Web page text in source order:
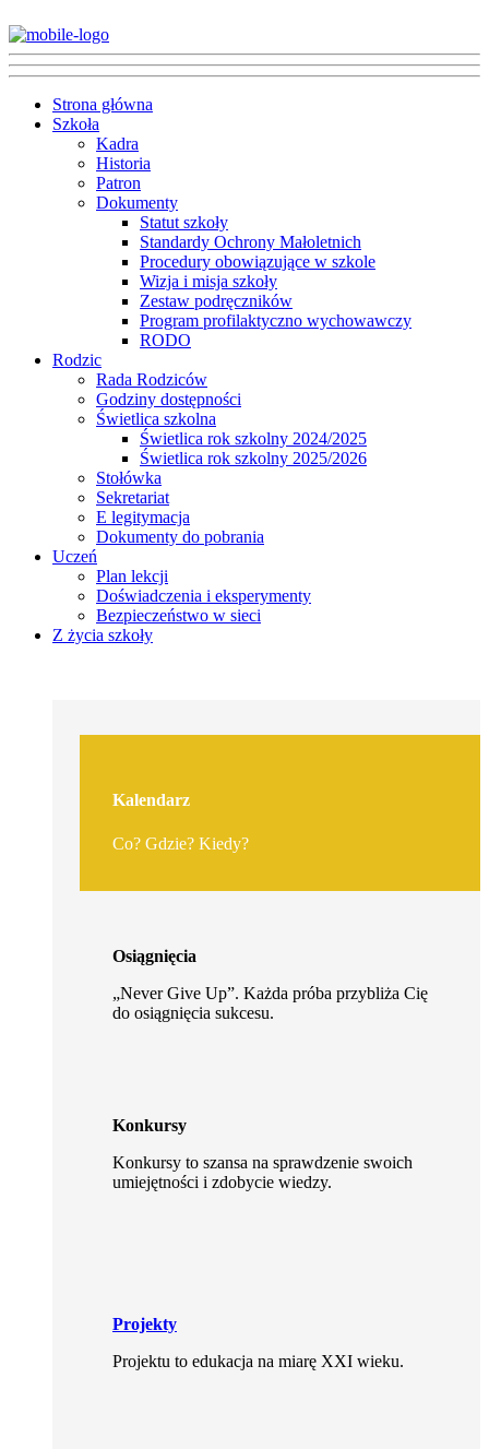
Strona główna
Szkoła
Kadra
Historia
Patron
Dokumenty
Statut szkoły
Standardy Ochrony Małoletnich
Procedury obowiązujące w szkole
Wizja i misja szkoły
Zestaw podręczników
Program profilaktyczno wychowawczy
RODO
Rodzic
Rada Rodziców
Godziny dostępności
Świetlica szkolna
Świetlica rok szkolny 2024/2025
Świetlica rok szkolny 2025/2026
Stołówka
Sekretariat
E legitymacja
Dokumenty do pobrania
Uczeń
Plan lekcji
Doświadczenia i eksperymenty
Bezpieczeństwo w sieci
Z życia szkoły
Kalendarz
Co? Gdzie? Kiedy?
Osiągnięcia
„Never Give Up”. Każda próba przybliża Cię
do osiągnięcia sukcesu.
Konkursy
Konkursy to szansa na sprawdzenie swoich
umiejętności i zdobycie wiedzy.
Projekty
Projektu to edukacja na miarę XXI wieku.